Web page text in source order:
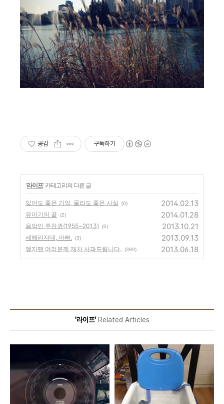
공감 구독하기
'라이프' 카테고리의 다른 글
잊어도 좋은 기억, 몰라도 좋은 사실 (0) 2014.02.13
유아기의 끝 (2) 2014.01.28
음악인 주찬권(1955~2013) (0) 2013.10.21
세헤라자데, 아빠. (3) 2013.09.13
엘지팬 여러분께 재차 사과드립니다. (389) 2013.06.18
'라이프'Related Articles